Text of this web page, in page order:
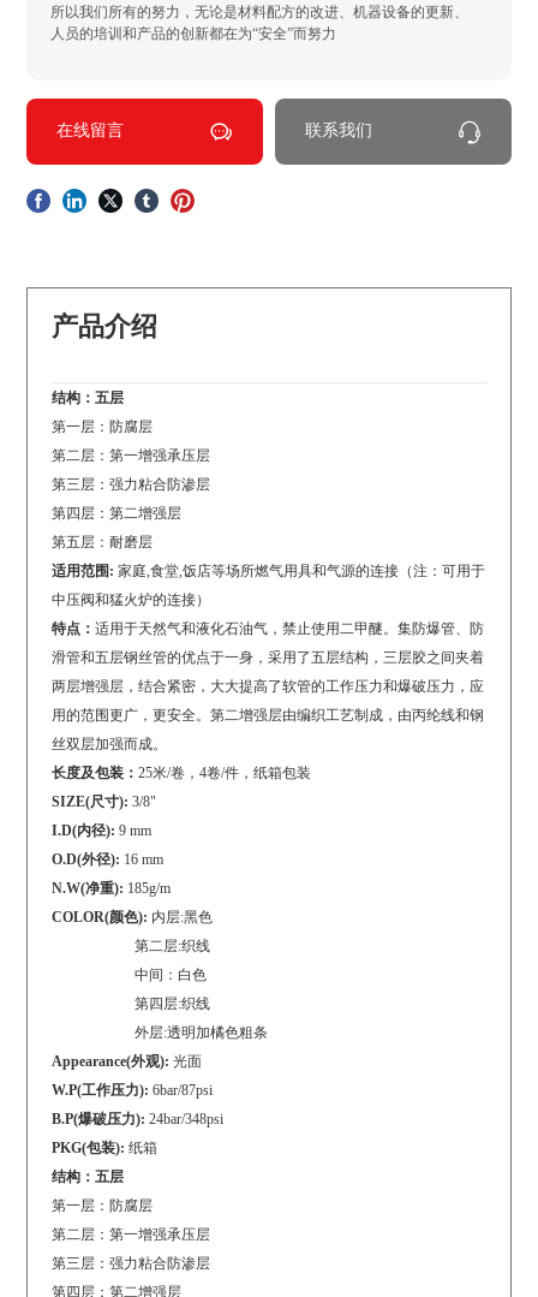
所以我们所有的努力，无论是材料配方的改进、机器设备的更新、
人员的培训和产品的创新都在为“安全”而努力
在线留言 联系我们
产品介绍
结构：五层
第一层：防腐层
第二层：第一增强承压层
第三层：强力粘合防渗层
第四层：第二增强层
第五层：耐磨层
适用范围:家庭,食堂,饭店等场所燃气用具和气源的连接（注：可用于
中压阀和猛火炉的连接）
特点：适用于天然气和液化石油气，禁止使用二甲醚。集防爆管、防
滑管和五层钢丝管的优点于一身，采用了五层结构，三层胶之间夹着
两层增强层，结合紧密，大大提高了软管的工作压力和爆破压力，应
用的范围更广，更安全。第二增强层由编织工艺制成，由丙纶线和钢
丝双层加强而成。
长度及包装：25米/卷，4卷/件，纸箱包装
SIZE(尺寸):3/8"
I.D(内径):9 mm
O.D(外径): 16 mm
N.W(净重): 185g/m
COLOR(颜色): 内层:黑色
第二层:织线
中间：白色
第四层:织线
外层:透明加橘色粗条
Appearance(外观):光面
W.P(工作压力): 6bar/87psi
B.P(爆破压力):24bar/348psi
PKG(包装):纸箱
结构：五层
第一层：防腐层
第二层：第一增强承压层
第三层：强力粘合防渗层
第四层：第二增强层